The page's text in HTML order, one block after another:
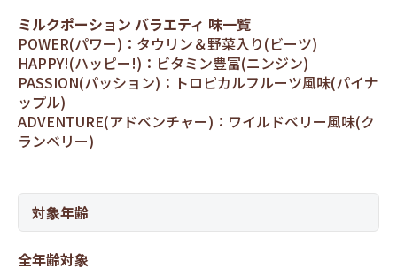
ミルクポーション バラエティ 味一覧
POWER(パワー)：タウリン＆野菜入り(ビーツ)
HAPPY!(ハッピー!)：ビタミン豊富(ニンジン)
PASSION(パッション)：トロピカルフルーツ風味(パイナ
ップル)
ADVENTURE(アドベンチャー)：ワイルドベリー風味(ク
ランベリー)
対象年齢
全年齢対象